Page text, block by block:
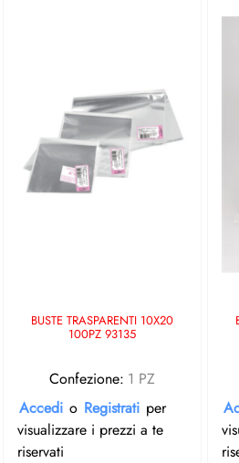
BUSTE TRASPARENTI 10X20
100PZ 93135
Confezione: 1 PZ
Accedi o Registrati per
visualizzare i prezzi a te
riservati